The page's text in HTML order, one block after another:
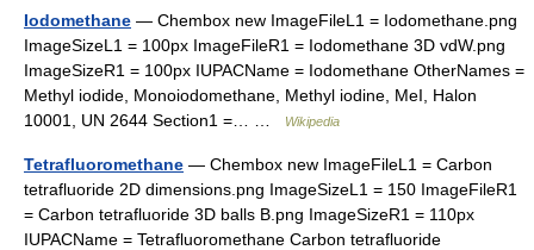
Iodomethane — Chembox new ImageFileL1 = Iodomethane.png
ImageSizeL1 = 100px ImageFileR1 = Iodomethane 3D vdW.png
ImageSizeR1 = 100px IUPACName = Iodomethane OtherNames =
Methyl iodide, Monoiodomethane, Methyl iodine, MeI, Halon
10001, UN 2644 Section1 =… …
Wikipedia
Tetrafluoromethane — Chembox new ImageFileL1 = Carbon
tetrafluoride 2D dimensions.png ImageSizeL1 = 150 ImageFileR1
= Carbon tetrafluoride 3D balls B.png ImageSizeR1 = 110px
IUPACName = Tetrafluoromethane Carbon tetrafluoride